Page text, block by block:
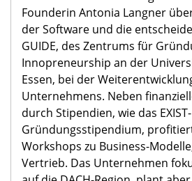
Founderin Antonia Langner
der Software und die
GUIDE, des Zentrums für
Innopreneurship an der
Essen, bei der
Unternehmens. Neben
durch Stipendien, wie das EXIST-
Gründungsstipendium,
Workshops zu Business-
Vertrieb. Das Unternehmen